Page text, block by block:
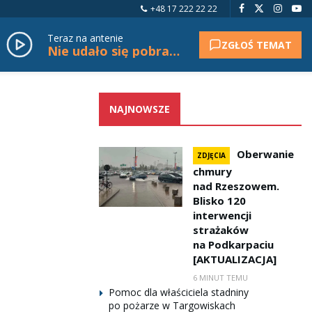
+48 17 222 22 22
Teraz na antenie
Nie udało się pobrać tytułu. ZGŁOŚ TEMAT
NAJNOWSZE
ZDJĘCIA
Oberwanie
chmury
nad Rzeszowem.
Blisko 120
interwencji
strażaków
na Podkarpaciu
[AKTUALIZACJA]
6 MINUT TEMU
Pomoc dla właściciela stadniny
po pożarze w Targowiskach